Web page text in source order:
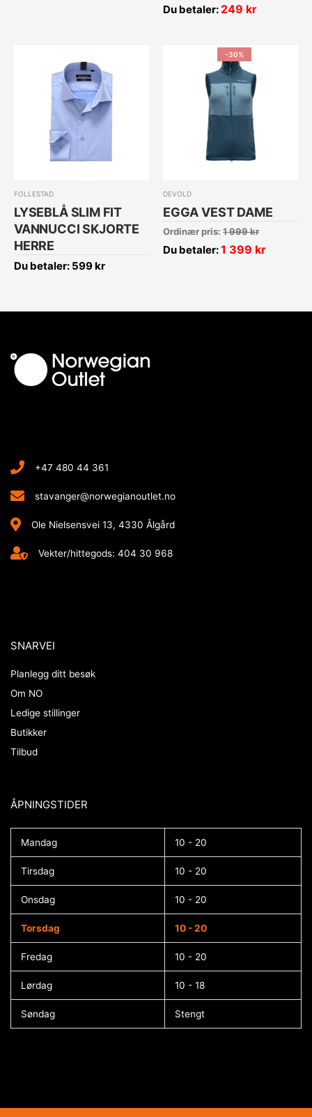
Du betaler: 249 kr
FOLLESTAD
LYSEBLÅ SLIM FIT
VANNUCCI SKJORTE
HERRE
Du betaler: 599kr
-30%
DEVOLD
EGGA VEST DAME
Ordinær pris: 1 999kr
Du betaler:1 399 kr
+47 480 44 361
stavanger@norwegianoutlet.no
Ole Nielsensvei 13, 4330 Ålgård
Vekter/hittegods: 404 30 968
SNARVEI
Planlegg ditt besøk
Om NO
Ledige stillinger
Butikker
Tilbud
ÅPNINGSTIDER​
Mandag 10 - 20
Tirsdag 10 - 20
Onsdag 10 - 20
Torsdag 10 - 20
Fredag 10 - 20
Lørdag 10 - 18
Søndag Stengt